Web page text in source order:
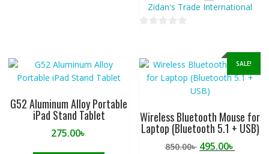
Zidan's Trade International
u
5
G52 Aluminum Alloy Portable
iPad Stand Tablet
275.00৳
SALE!
Wireless Bluetooth Mouse for
Laptop (Bluetooth 5.1 + USB)
850.00৳ Original
495.00৳